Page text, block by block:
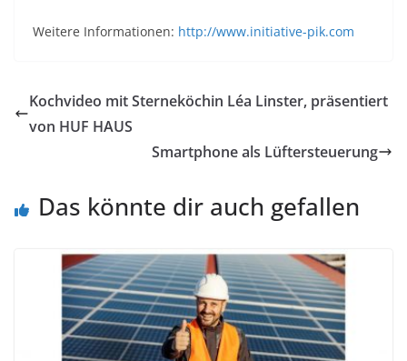
Weitere Informationen: http://www.initiative-pik.com
Kochvideo mit Sterneköchin Léa Linster, präsentiert
von HUF HAUS
Smartphone als Lüftersteuerung
Das könnte dir auch gefallen